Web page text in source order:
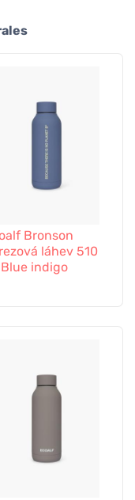
Bronson
láhev 510
indigo